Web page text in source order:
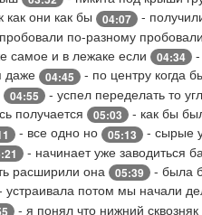
они как бы 04:07 -
по-разному
самое и в лежаке если 04:34
даже 04:45 - по центру когда
04:55 - успел переделать то
получается 05:03 - как бы
- все одно но 05:13 - сырые
- начинает уже заводиться
расширили она 05:39 - была
устраивала потом мы начали
- я понял что нижний